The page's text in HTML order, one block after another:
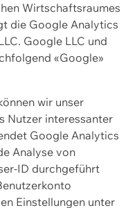
Wirtschaftsraumes
die Google Analytics
Google LLC und
«Google»
wir unser
Nutzer interessanter
Google Analytics
Analyse von
ID durchgeführt
Einstellungen unter